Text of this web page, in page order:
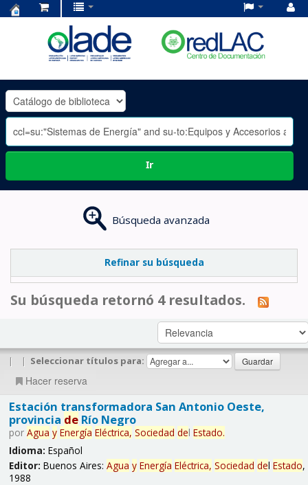
OLADE
-
Ir
Búsqueda avanzada
Refinar su búsqueda
Su búsqueda retornó 4 resultados.
| | Seleccionar títulos para:
Hacer reserva
Estación transformadora San Antonio Oeste,
provincia deRío Negro
por Agua y Energía Eléctrica, Sociedad del Estado.
Idioma: Español
Editor: Buenos Aires: Agua y Energía Eléctrica, Sociedad del Estado,
1988